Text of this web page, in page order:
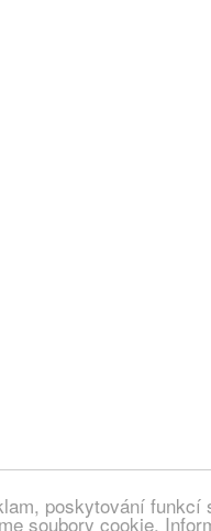
poskytování
soubory cookie.